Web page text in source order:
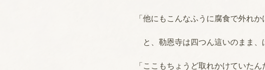
「他にもこんなふうに腐食で外れ
と、勒恩寺は四つん這いのまま、
「ここもちょうど取れかけていた